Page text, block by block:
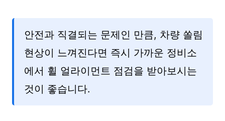
안전과 직결되는 문제인 만큼, 차량 쏠림
현상이 느껴진다면 즉시 가까운 정비소
에서 휠 얼라이먼트 점검을 받아보시는
것이 좋습니다.